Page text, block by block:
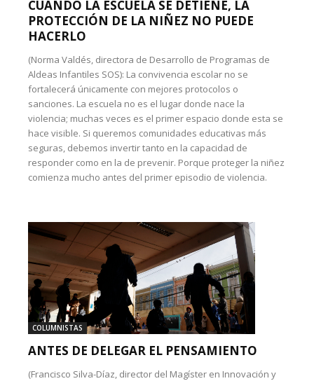
CUANDO LA ESCUELA SE DETIENE, LA
PROTECCIÓN DE LA NIÑEZ NO PUEDE
HACERLO
(Norma Valdés, directora de Desarrollo de Programas de
Aldeas Infantiles SOS): La convivencia escolar no se
fortalecerá únicamente con mejores protocolos o
sanciones. La escuela no es el lugar donde nace la
violencia; muchas veces es el primer espacio donde esta se
hace visible. Si queremos comunidades educativas más
seguras, debemos invertir tanto en la capacidad de
responder como en la de prevenir. Porque proteger la niñez
comienza mucho antes del primer episodio de violencia.
COLUMNISTAS
ANTES DE DELEGAR EL PENSAMIENTO
(Francisco Silva-Díaz, director del Magíster en Innovación y